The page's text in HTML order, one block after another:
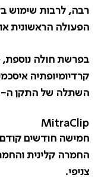
רבה, לרבות שימוש
הפעולה הראשונית
בפרשת חולה נוספת,
קרדיומיופתיה
השתלה של התקן ה-
MitraClip
חמישה חודשים
החמרה קלינית
צניפי.